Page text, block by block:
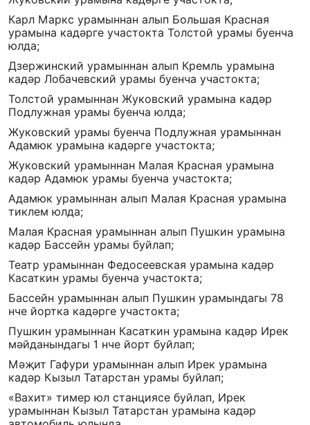
Карл Маркс урамыннан алып Большая Красная
урамына кадәрге участокта Толстой урамы буенча
юлда;
Дзержинский урамыннан алып Кремль урамына
кадәр Лобачевский урамы буенча участокта;
Толстой урамыннан Жуковский урамына кадәр
Подлужная урамы буенча юлда;
Жуковский урамы буенча Подлужная урамыннан
Адамюк урамына кадәрге участокта;
Жуковский урамыннан Малая Красная урамына
кадәр Адамюк урамы буенча участокта;
Адамюк урамыннан алып Малая Красная урамына
тиклем юлда;
Малая Красная урамыннан алып Пушкин урамына
кадәр Бассейн урамы буйлап;
Театр урамыннан Федосеевская урамына кадәр
Касаткин урамы буенча участокта;
Бассейн урамыннан алып Пушкин урамындагы 78
нче йортка кадәрге участокта;
Пушкин урамыннан Касаткин урамына кадәр Ирек
мәйданындагы 1 нче йорт буйлап;
Мәҗит Гафури урамыннан алып Ирек урамына
кадәр Кызыл Татарстан урамы буйлап;
«Вахит» тимер юл станциясе буйлап, Ирек
урамыннан Кызыл Татарстан урамына кадәр